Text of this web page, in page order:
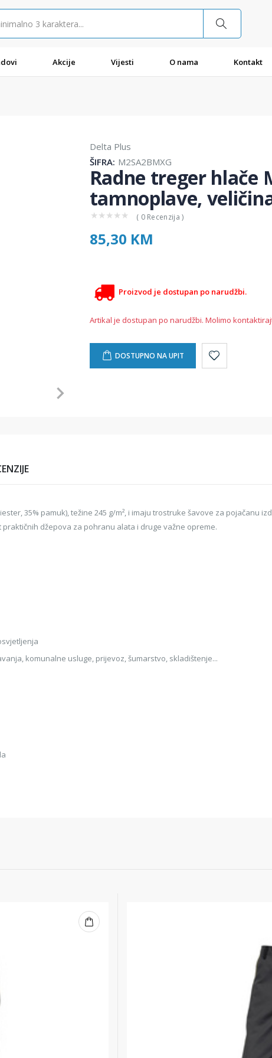
Akcije Vijesti O nama Kontakt
Delta Plus
ŠIFRA: M2SA2BMXG
Radne treger hlače
tamnoplave,
★ ★ ★ ★ ★ ( 0 Recenzija )
85,30 KM
Proizvod je dostupan po narudžbi.
Artikal je dostupan po narudžbi. Molimo
DOSTUPNO NA UPIT
35% pamuk), težine 245 g/m², i imaju trostruke šavove za pojačanu
džepova za pohranu alata i druge važne opreme.
komunalne usluge, prijevoz, šumarstvo, skladištenje...